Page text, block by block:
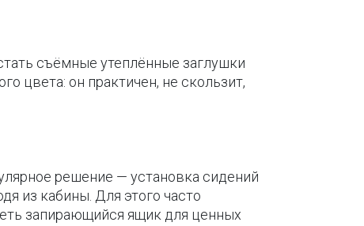
съёмные утеплённые заглушки
цвета: он практичен, не скользит,
решение — установка сидений
из кабины. Для этого часто
запирающийся ящик для ценных